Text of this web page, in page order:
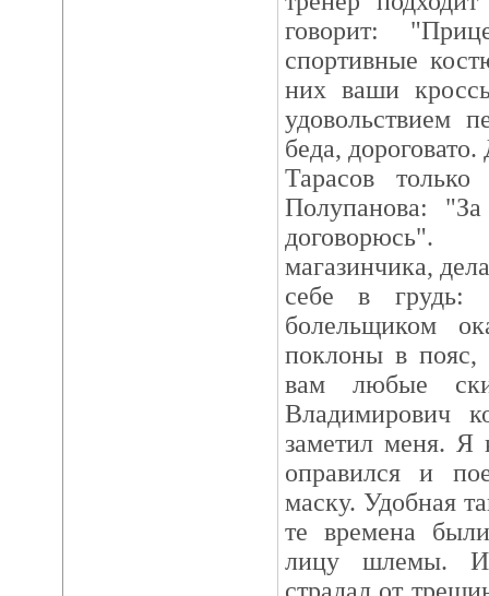
говорит:
спортивные
них ваши
удовольствием
беда,
Тарасов
Полупанова:
магазинчика,
себе в
болельщиком
поклоны в
вам любые
Владимирович
заметил меня. Я
оправился и
маску. Удобная
те времена
лицу шлемы.